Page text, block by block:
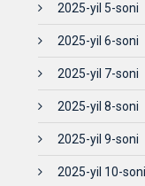
2025-yil 5-soni
2025-yil 6-soni
2025-yil 7-soni
2025-yil 8-soni
2025-yil 9-soni
2025-yil 10-soni